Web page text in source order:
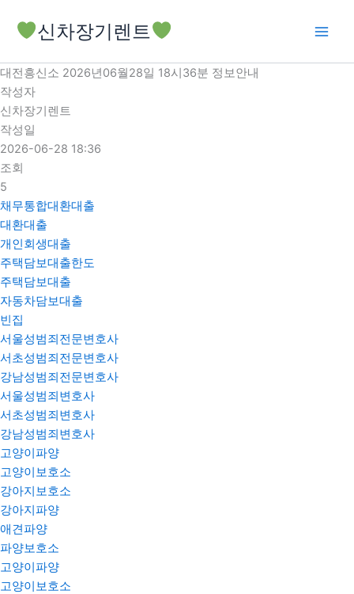
로
건
너
뛰
기
신차장기렌트
대전흥신소 2026년06월28일 18시36분 정보안내
작성자
신차장기렌트
작성일
2026-06-28 18:36
조회
5
채무통합대환대출
대환대출
개인회생대출
주택담보대출한도
주택담보대출
자동차담보대출
빈집
서울성범죄전문변호사
서초성범죄전문변호사
강남성범죄전문변호사
서울성범죄변호사
서초성범죄변호사
강남성범죄변호사
고양이파양
고양이보호소
강아지보호소
강아지파양
애견파양
파양보호소
고양이파양
고양이보호소